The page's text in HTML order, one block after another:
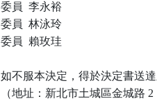
委員  李永裕
委員  林泳玲
委員  賴玫珪
如不服本決定，得於決定書送
（地址：新北市土城區金城路